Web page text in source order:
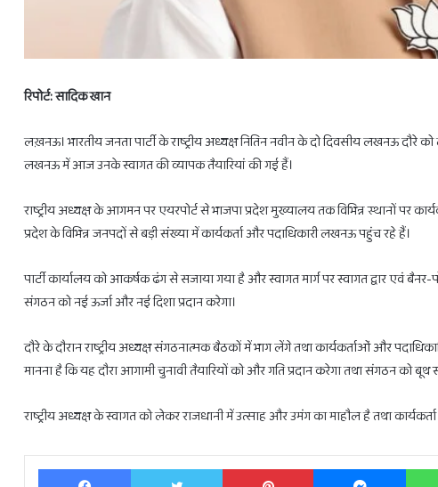
रिपोर्ट: सादिक खान
लख़नऊ। भारतीय जनता पार्टी के राष्ट्रीय अध्यक्ष नितिन नवीन के दो दिवसीय लखनऊ दौरे
लखनऊ में आज उनके स्वागत की व्यापक तैयारियां की गई हैं।
राष्ट्रीय अध्यक्ष के आगमन पर एयरपोर्ट से भाजपा प्रदेश मुख्यालय तक विभिन्न स्थानों पर
प्रदेश के विभिन्न जनपदों से बड़ी संख्या में कार्यकर्ता और पदाधिकारी लखनऊ पहुंच रहे हैं।
पार्टी कार्यालय को आकर्षक ढंग से सजाया गया है और स्वागत मार्ग पर स्वागत द्वार एवं
संगठन को नई ऊर्जा और नई दिशा प्रदान करेगा।
दौरे के दौरान राष्ट्रीय अध्यक्ष संगठनात्मक बैठकों में भाग लेंगे तथा कार्यकर्ताओं और
मानना है कि यह दौरा आगामी चुनावी तैयारियों को और गति प्रदान करेगा तथा संगठन को
राष्ट्रीय अध्यक्ष के स्वागत को लेकर राजधानी में उत्साह और उमंग का माहौल है तथा
Facebook Twitter Pinterest
28
से
3
होगा
लाभ
लाभ28 फरवरी से 3 राशियों को होगा लाभ ही लाभ